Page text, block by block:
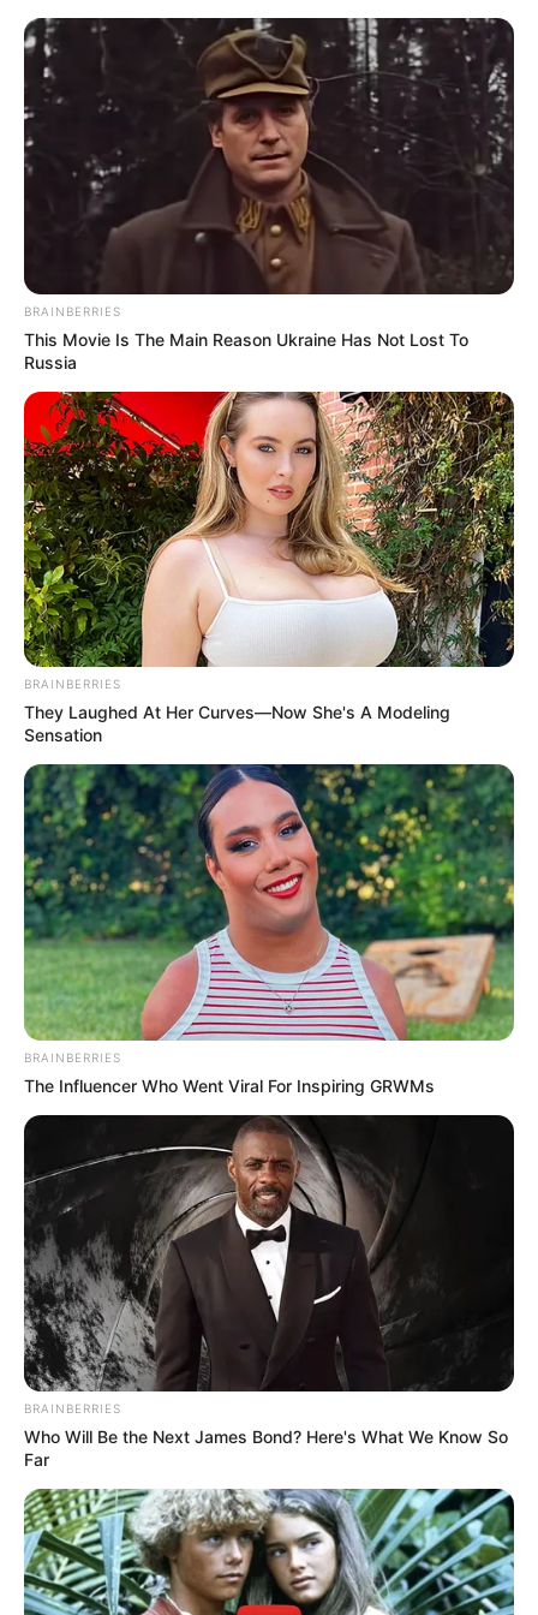
Перейти
вмісту
Groza-news.info
Громада Закарпаття
ПОДІЇ
У Нижніх воротах СБУ затримала
потенційну контрабанду цигарок
ЛЮТ 4, 2021
Відділом БКОЗ УСБУ в Закарпатській області (CБУ)
зупинено спробу переправи контрафактних сигарет
BRAINBERRIES
This Movie Is The Main Reason Ukraine Has Not Lost To
Russia
BRAINBERRIES
They Laughed At Her Curves—Now She's A Modeling
Sensation
BRAINBERRIES
The Influencer Who Went Viral For Inspiring GRWMs
BRAINBERRIES
Who Will Be the Next James Bond? Here's What We Know So
Far